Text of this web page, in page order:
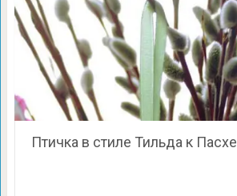
Птичка в стиле Тильда к Пасхе